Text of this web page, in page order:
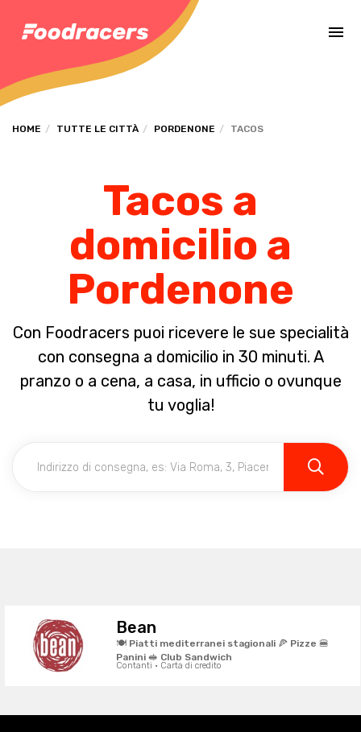
HOME TUTTE LE CITTÀ PORDENONE TACOS
Tacos a
domicilio a
Pordenone
Con Foodracers puoi ricevere le sue specialità
con consegna a domicilio in 30 minuti. A
pranzo o a cena, a casa, in ufficio o ovunque
tu voglia!
Bean
🍽️ Piatti mediterranei stagionali 🍕 Pizze 🍔
Panini 🥪 Club Sandwich
Contanti · Carta di credito